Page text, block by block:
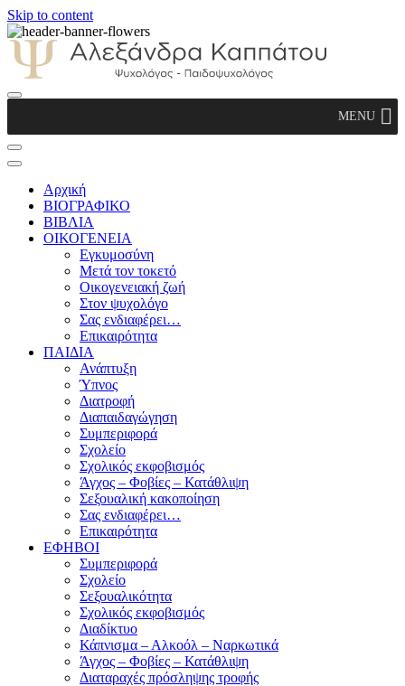
Skip to content
Παιδοψυχολόγος
MENU
Αρχική
ΒΙΟΓΡΑΦΙΚΟ
ΒΙΒΛΙΑ
ΟΙΚΟΓΕΝΕΙΑ
Εγκυμοσύνη
Μετά τον τοκετό
Οικογενειακή ζωή
Στον ψυχολόγο
Σας ενδιαφέρει…
Επικαιρότητα
ΠΑΙΔΙΑ
Ανάπτυξη
Ύπνος
Διατροφή
Διαπαιδαγώγηση
Συμπεριφορά
Σχολείο
Σχολικός εκφοβισμός
Άγχος – Φοβίες – Κατάθλιψη
Σεξουαλική κακοποίηση
Σας ενδιαφέρει…
Επικαιρότητα
ΕΦΗΒΟΙ
Συμπεριφορά
Σχολείο
Σεξουαλικότητα
Σχολικός εκφοβισμός
Διαδίκτυο
Κάπνισμα – Αλκοόλ – Ναρκωτικά
Άγχος – Φοβίες – Κατάθλιψη
Διαταραχές πρόσληψης τροφής